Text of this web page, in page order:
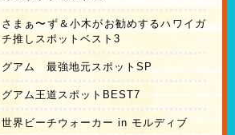
さまぁ〜ず＆小木がお勧めするハワイガ
チ推しスポットベスト3
グアム 最強地元スポットSP
グアム王道スポットBEST7
世界ビーチウォーカー in モルディブ